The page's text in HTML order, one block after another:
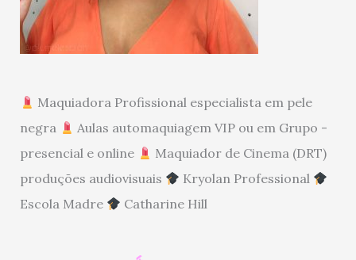
Maquiadora Profissional especialista em pele
negra
Aulas automaquiagem VIP ou em Grupo -
presencial e online
Maquiador de Cinema (DRT)
produções audiovisuais
Kryolan Professional
Escola Madre
Catharine Hill